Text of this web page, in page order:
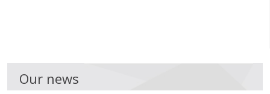
Our news